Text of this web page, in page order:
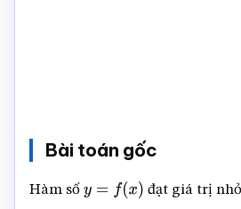
Bài toán gốc
Hàm số y =f( x ) đạt giá trị